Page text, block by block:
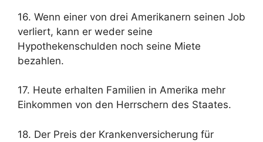
16. Wenn einer von drei Amerikanern seinen Job
verliert, kann er weder seine
Hypothekenschulden noch seine Miete
bezahlen.
17. Heute erhalten Familien in Amerika mehr
Einkommen von den Herrschern des Staates.
18. Der Preis der Krankenversicherung für